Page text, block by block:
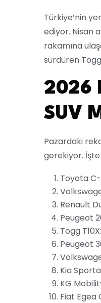
Türkiye’nin
ediyor. Nisan
rakamına
sürdüren
2026
SUV
Pazardaki
gerekiyor. İşte
Toyota C-
Renault
Peugeot
Togg
Peugeot
Kia
KG
Fiat Egea